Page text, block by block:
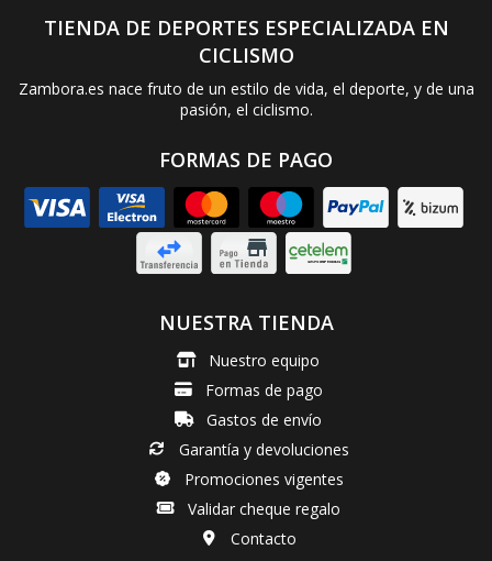
TIENDA DE DEPORTES ESPECIALIZADA EN
CICLISMO
Zambora.es nace fruto de un estilo de vida, el deporte, y de una
pasión, el ciclismo.
FORMAS DE PAGO
NUESTRA TIENDA
Nuestro equipo
Formas de pago
Gastos de envío
Garantía y devoluciones
Promociones vigentes
Validar cheque regalo
Contacto